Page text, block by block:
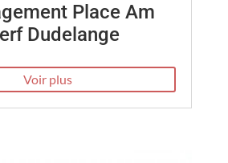
Place Am
Dudelange
Voir plus